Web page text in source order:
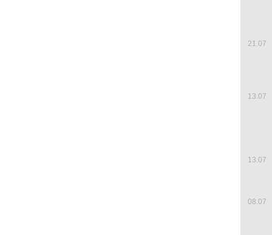
21.07
13.07
13.07
08.07